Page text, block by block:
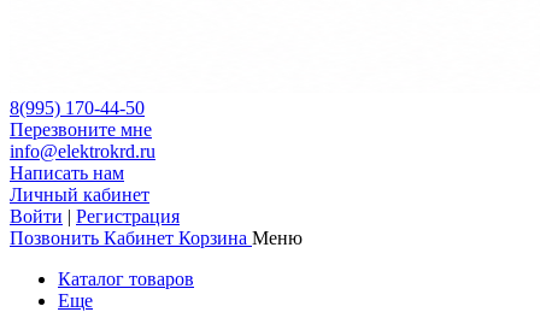
8(995) 170-44-50
Перезвоните мне
info@elektrokrd.ru
Написать нам
Личный кабинет
Войти | Регистрация
Позвонить Кабинет Корзина Меню
Каталог товаров
Еще